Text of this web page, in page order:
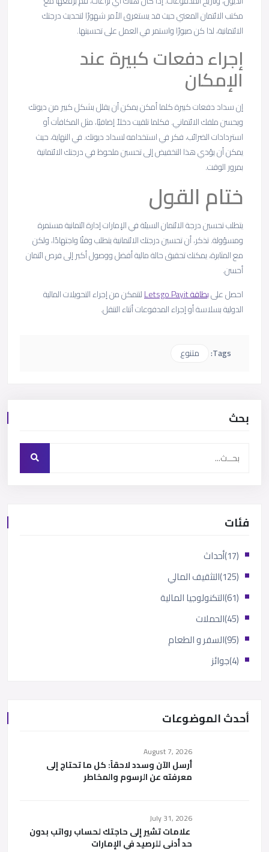
مكتب الائتمان المعني حيث قد يستغرق الأمر شهورًا لتحديث درجتك
الائتمانية، لذا كن صبورًا واستمر في العمل على تحسينها.
إجراء دفعات كبيرة عند
الإمكان
إن سداد دفعات كبيرة كلما أمكن يمكن أن يقلل بشكل كبير من ديونك
ويحسن ملفك الائتماني. فكلما تلقيت دخلاً إضافيًا، مثل المكافآت أو
استردادات الضرائب، فكر في استخدامه لسداد ديونك. في النهاية، حيث
يمكن أن يؤدي هذا التخفيض إلى تحسين ملحوظ في درجتك الائتمانية
بمرور الوقت.
ختام القول
يتطلب تحسين درجة الائتمان السيئة في الإمارات إدارة ائتمانية مستمرة
ومسؤولة. تذكر، أن تحسين درجتك الائتمانية يتطلب وقتًا واجتهادًا، ولكن
مع المثابرة، يمكنك تحقيق حالة مالية أفضل ووصول أكبر إلى فرص ائتمان
أحسن.
احصل علىبطاقة Letsgo Payit
لتتمكن من إجراء التحويلات المالية
الدولية بسلاسة أو إجراء المدفوعات أثناء التنقل.
Tags: متنوع
بحث
فئات
أحداث
(17)
التثقيف المالي
(125)
التكنولوجيا المالية
(61)
الحملات
(45)
السفر و الطعام
(95)
جوائز (4)
أحدث الموضوعات
August 7, 2026
أرسل الآن وسدد لاحقاً: كل ما تحتاج إلى
معرفته عن الرسوم والمخاطر
July 31, 2026
علامات تشير إلى حاجتك لحساب رواتب بدون
حد أدنى للرصيد في الإمارات